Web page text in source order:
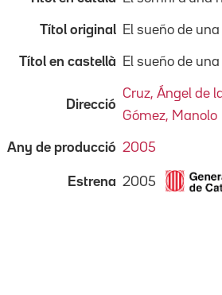
Títol original El sueño de
Títol en castellà El sueño de
Direcció
Cruz, Ángel de
Gómez, Manolo
Any de producció 2005
Estrena 2005